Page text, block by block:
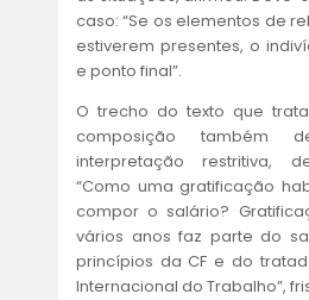
caso: “Se os elementos de
estiverem presentes, o
e ponto final”.
O trecho do texto que
composição também
interpretação restritiva,
“Como uma gratificação
compor o salário?
vários anos faz parte do
princípios da CF e do
Internacional do Trabalho”,